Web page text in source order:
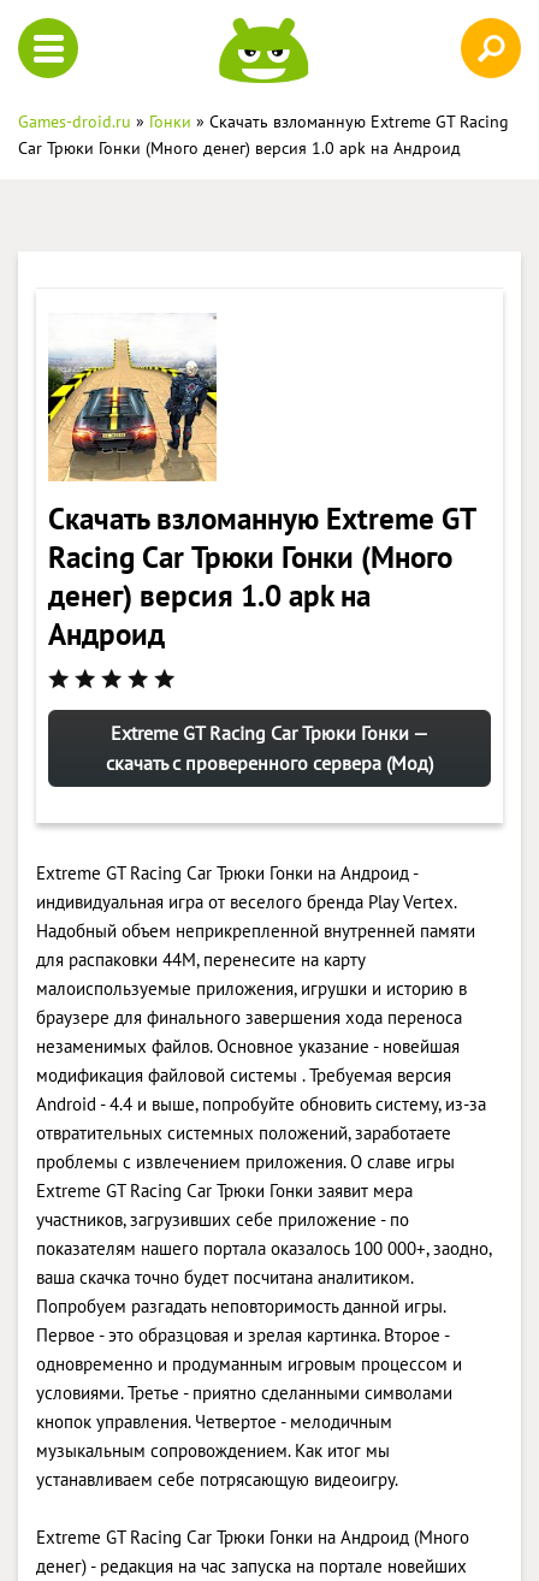
Games-droid.ru » Гонки » Скачать взломанную Extreme GT Racing
Car Трюки Гонки (Много денег) версия 1.0 apk на Андроид
Скачать взломанную Extreme GT
Racing Car Трюки Гонки (Много
денег) версия 1.0 apk на
Андроид
Extreme GT Racing Car Трюки Гонки —
скачать с проверенного сервера (Мод)
Extreme GT Racing Car Трюки Гонки на Андроид -
индивидуальная игра от веселого бренда Play Vertex.
Надобный объем неприкрепленной внутренней памяти
для распаковки 44M, перенесите на карту
малоиспользуемые приложения, игрушки и историю в
браузере для финального завершения хода переноса
незаменимых файлов. Основное указание - новейшая
модификация файловой системы . Требуемая версия
Android - 4.4 и выше, попробуйте обновить систему, из-за
отвратительных системных положений, заработаете
проблемы с извлечением приложения. О славе игры
Extreme GT Racing Car Трюки Гонки заявит мера
участников, загрузивших себе приложение - по
показателям нашего портала оказалось 100 000+, заодно,
ваша скачка точно будет посчитана аналитиком.
Попробуем разгадать неповторимость данной игры.
Первое - это образцовая и зрелая картинка. Второе -
одновременно и продуманным игровым процессом и
условиями. Третье - приятно сделанными символами
кнопок управления. Четвертое - мелодичным
музыкальным сопровождением. Как итог мы
устанавливаем себе потрясающую видеоигру.
Extreme GT Racing Car Трюки Гонки на Андроид (Много
денег) - редакция на час запуска на портале новейших